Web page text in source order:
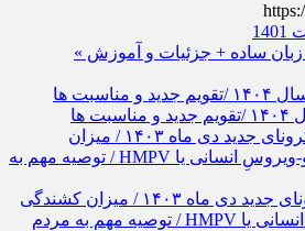
ساده + جزئیات و آموزش »
اولین علامت ویروس کرونای جدید دی ماه ۱۴۰۳ / میزان کشندگی
ویروس متاپنومو-ویروسِ انسانی یا HMPV / توصیه مهم به مردم